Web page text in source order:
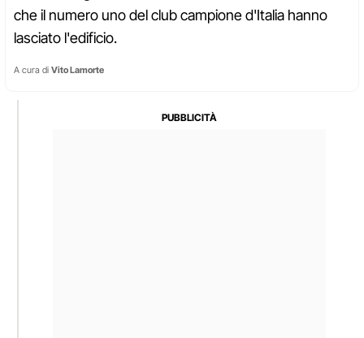
che il numero uno del club campione d'Italia hanno
lasciato l'edificio.
A cura di Vito Lamorte